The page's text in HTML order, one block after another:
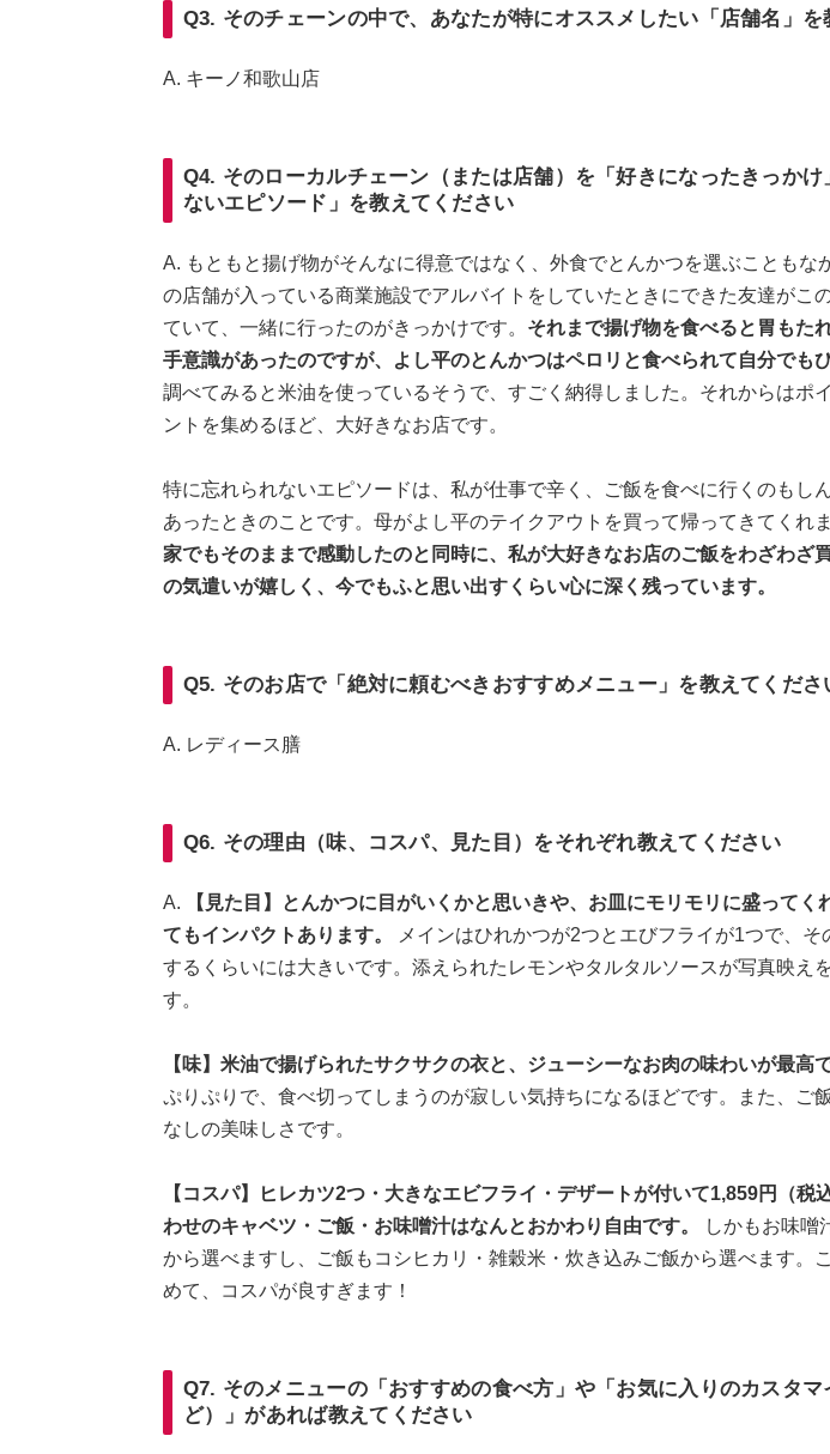
Q3. そのチェーンの中で、あなたが特にオススメしたい「店舗名」を
A. キーノ和歌山店
Q4. そのローカルチェーン（または店舗）を「好きになったきっかけ
ないエピソード」を教えてください
A. もともと揚げ物がそんなに得意ではなく、外食でとんかつを選ぶこともな
の店舗が入っている商業施設でアルバイトをしていたときにできた友達がこ
ていて、一緒に行ったのがきっかけです。 それまで揚げ物を食べると胃もた
手意識があったのですが、よし平のとんかつはペロリと食べられて自分でも
調べてみると米油を使っているそうで、すごく納得しました。それからはポ
ントを集めるほど、大好きなお店です。
特に忘れられないエピソードは、私が仕事で辛く、ご飯を食べに行くのもし
あったときのことです。母がよし平のテイクアウトを買って帰ってきてくれま
家でもそのままで感動したのと同時に、私が大好きなお店のご飯をわざわざ
の気遣いが嬉しく、今でもふと思い出すくらい心に深く残っています。
Q5. そのお店で「絶対に頼むべきおすすめメニュー」を教えてくださ
A. レディース膳
Q6. その理由（味、コスパ、見た目）をそれぞれ教えてください
A.
【見た目】とんかつに目がいくかと思いきや、お皿にモリモリに盛ってく
てもインパクトあります。
メインはひれかつが2つとエびフライが1つで、そ
するくらいには大きいです。添えられたレモンやタルタルソースが写真映え
す。
【味】米油で揚げられたサクサクの衣と、ジューシーなお肉の味わいが最高で
ぷりぷりで、食べ切ってしまうのが寂しい気持ちになるほどです。また、ご
なしの美味しさです。
【コスパ】ヒレカツ2つ・大きなエビフライ・デザートが付いて1,859円（税
わせのキャベツ・ご飯・お味噌汁はなんとおかわり自由です。
しかもお味噌
から選べますし、ご飯もコシヒカリ・雑穀米・炊き込みご飯から選べます。
めて、コスパが良すぎます！
Q7. そのメニューの「おすすめの食べ方」や「お気に入りのカスタマ
ど）」があれば教えてください